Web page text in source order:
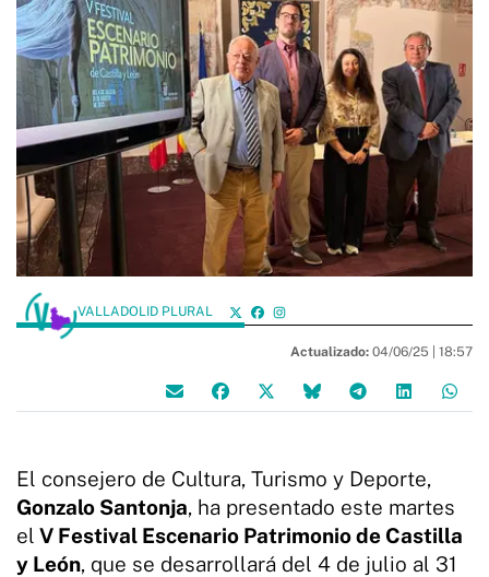
VALLADOLID PLURAL
Actualizado: 04/06/25 | 18:57
El consejero de Cultura, Turismo y Deporte,
Gonzalo Santonja, ha presentado este martes
el V Festival Escenario Patrimonio de Castilla
y León, que se desarrollará del 4 de julio al 31